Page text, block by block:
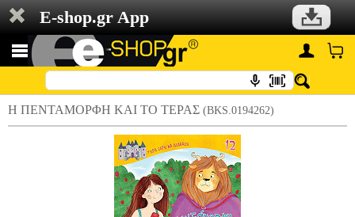
E-shop.gr App
Η ΠΕΝΤΑΜΟΡΦΗ ΚΑΙ ΤΟ ΤΕΡΑΣ (BKS.0194262)